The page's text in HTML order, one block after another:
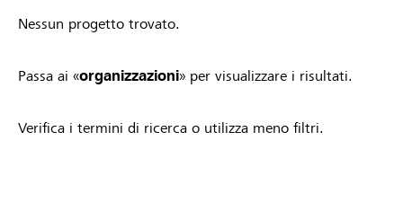
Voraussetzung: Dein Projekt ist gemeinnützig und
Stiftung ist in der Region aktiv. Zudem gelten die
allgemeinen Richtlinien von lokalhelden.ch * Unter
Organisation aktiv geschaltet wurde oder dein
Nessun progetto trovato.
Passa ai «organizzazioni» per visualizzare i risultati.
Verifica i termini di ricerca o utilizza meno filtri.